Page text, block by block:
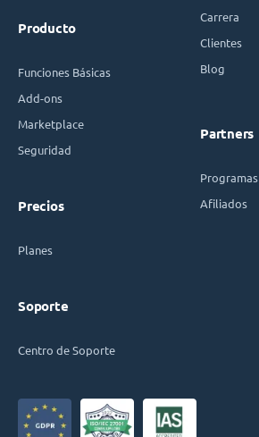
Producto
Funciones Básicas
Add-ons
Marketplace
Seguridad
Precios
Planes
Soporte
Centro de Soporte
Carrera
Clientes
Blog
Partners
Programas
Afiliados